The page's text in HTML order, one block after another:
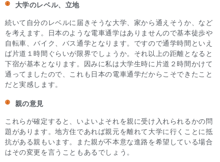
大学のレベル、立地
続いて自分のレベルに届きそうな大学、家から通えそうか、など
を考えます。日本のような電車通学はありませんので基本徒歩や
自転車、バイク、バス通学となります。ですので通学時間といえ
ば片道１時間ぐらいが限界でしょうか。それ以上の距離となると
下宿が基本となります。因みに私は大学生時に片道２時間かけて
通ってましたので、これも日本の電車通学だからこそできたこと
だと実感します。
親の意見
これらが確定すると、いよいよそれを親に受け入れられるかの問
題があります。地方住であれば親元を離れて大学に行くことに抵
抗がある親もいます。また親が不本意な進路を希望している場合
はその変更を言うこともあるでしょう。